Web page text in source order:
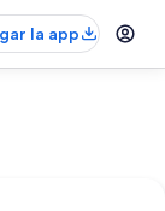
la app